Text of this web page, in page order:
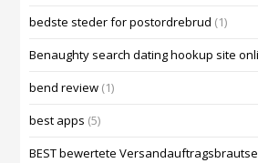
bedste steder for postordrebrud (1)
Benaughty search dating hookup site
bend review (1)
best apps (5)
BEST bewertete